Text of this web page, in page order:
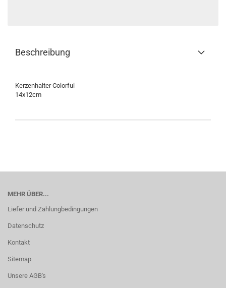
Beschreibung
Kerzenhalter Colorful
14x12cm
MEHR ÜBER...
Liefer und Zahlungbedingungen
Datenschutz
Kontakt
Sitemap
Unsere AGB's